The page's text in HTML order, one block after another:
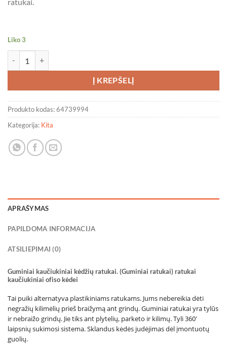
ratukai.
Liko 3
Į KREPŠELĮ
Produkto kodas:64739994
Kategorija: Kita
APRAŠYMAS
PAPILDOMA INFORMACIJA
ATSILIEPIMAI (0)
Guminiai kaučiukiniai kėdžių ratukai. (Guminiai ratukai) ratukai
kaučiukiniai ofiso kėdei
Tai puiki alternatyva plastikiniams ratukams. Jums nebereikia dėti
negražių kilimėlių prieš braižymą ant grindų. Guminiai ratukai yra tylūs
ir nebraižo grindų. Jie tiks ant plytelių, parketo ir kilimų. Tyli 360′
laipsnių sukimosi sistema. Sklandus kėdės judėjimas dėl įmontuotų
guolių.